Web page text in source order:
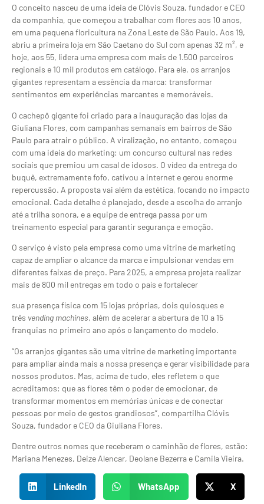
O conceito nasceu de uma ideia de Clóvis Souza, fundador e CEO
da companhia, que começou a trabalhar com flores aos 10 anos,
em uma pequena floricultura na Zona Leste de São Paulo. Aos 19,
abriu a primeira loja em São Caetano do Sul com apenas 32 m², e
hoje, aos 55, lidera uma empresa com mais de 1.500 parceiros
regionais e 10 mil produtos em catálogo. Para ele, os arranjos
gigantes representam a essência da marca: transformar
sentimentos em experiências marcantes e memoráveis.
O cachepô gigante foi criado para a inauguração das lojas da
Giuliana Flores, com campanhas semanais em bairros de São
Paulo para atrair o público. A viralização, no entanto, começou
com uma ideia do marketing: um concurso cultural nas redes
sociais que premiou um casal de idosos. O vídeo da entrega do
buquê, extremamente fofo, cativou a internet e gerou enorme
repercussão. A proposta vai além da estética, focando no impacto
emocional. Cada detalhe é planejado, desde a escolha do arranjo
até a trilha sonora, e a equipe de entrega passa por um
treinamento especial para garantir segurança e emoção.
O serviço é visto pela empresa como uma vitrine de marketing
capaz de ampliar o alcance da marca e impulsionar vendas em
diferentes faixas de preço. Para 2025, a empresa projeta realizar
mais de 800 mil entregas em todo o país e fortalecer
sua presença física com 15 lojas próprias, dois quiosques e
três vending machines, além de acelerar a abertura de 10 a 15
franquias no primeiro ano após o lançamento do modelo.
“Os arranjos gigantes são uma vitrine de marketing importante
para ampliar ainda mais a nossa presença e gerar visibilidade para
nossos produtos. Mas, acima de tudo, eles refletem o que
acreditamos: que as flores têm o poder de emocionar, de
transformar momentos em memórias únicas e de conectar
pessoas por meio de gestos grandiosos”, compartilha Clóvis
Souza, fundador e CEO da Giuliana Flores.
Dentre outros nomes que receberam o caminhão de flores, estão:
Mariana Menezes, Deize Alencar, Deolane Bezerra e Camila Vieira.
LinkedIn WhatsApp X